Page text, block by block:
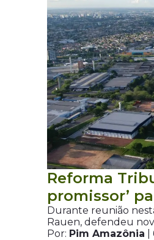
Reforma
promissor’
Durante reunião
Rauen, defendeu
Por: Pim Amazônia